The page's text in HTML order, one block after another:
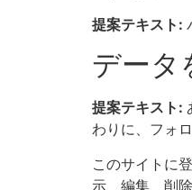
提案テキスト:
データ
提案テキスト:
わりに、フォ
このサイトに
示、編集、削